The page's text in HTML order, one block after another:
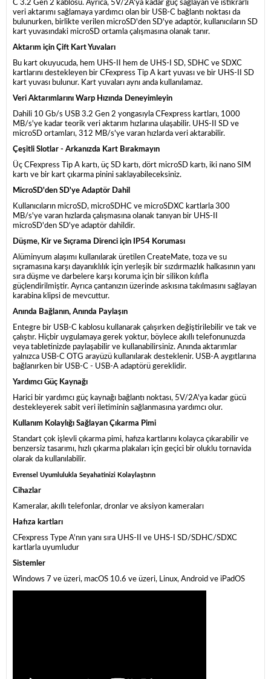
C 3.2 Gen 2 kablosu. Ayrıca, 5V/2A'ya kadar güç sağlayan ve istikrarlı
veri aktarımı sağlamaya yardımcı olan bir USB-C bağlantı noktası da
bulunurken, birlikte verilen microSD'den SD'ye adaptör, kullanıcıların SD
kart yuvasındaki microSD ortamla çalışmasına olanak tanır.
Aktarım için Çift Kart Yuvaları
Bu kart okuyucuda, hem UHS-II hem de UHS-I SD, SDHC ve SDXC
kartlarını destekleyen bir CFexpress Tip A kart yuvası ve bir UHS-II SD
kart yuvası bulunur. Kart yuvaları aynı anda kullanılamaz.
Veri Aktarımlarını Warp Hızında Deneyimleyin
Dahili 10 Gb/s USB 3.2 Gen 2 yongasıyla CFexpress kartları, 1000
MB/s'ye kadar teorik veri aktarım hızlarına ulaşabilir. UHS-II SD ve
microSD ortamları, 312 MB/s'ye varan hızlarda veri aktarabilir.
Çeşitli Slotlar - Arkanızda Kart Bırakmayın
Üç CFexpress Tip A kartı, üç SD kartı, dört microSD kartı, iki nano SIM
kartı ve bir kart çıkarma pinini saklayabileceksiniz.
MicroSD'den SD'ye Adaptör Dahil
Kullanıcıların microSD, microSDHC ve microSDXC kartlarla 300
MB/s'ye varan hızlarda çalışmasına olanak tanıyan bir UHS-II
microSD'den SD'ye adaptör dahildir.
Düşme, Kir ve Sıçrama Direnci için IP54 Koruması
Alüminyum alaşımı kullanılarak üretilen CreateMate, toza ve su
sıçramasına karşı dayanıklılık için yerleşik bir sızdırmazlık halkasının yanı
sıra düşme ve darbelere karşı koruma için bir silikon kılıfla
güçlendirilmiştir. Ayrıca çantanızın üzerinde askısına takılmasını sağlayan
karabina klipsi de mevcuttur.
Anında Bağlanın, Anında Paylaşın
Entegre bir USB-C kablosu kullanarak çalışırken değiştirilebilir ve tak ve
çalıştır. Hiçbir uygulamaya gerek yoktur, böylece akıllı telefonunuzda
veya tabletinizde paylaşabilir ve kullanabilirsiniz. Anında aktarımlar
yalnızca USB-C OTG arayüzü kullanılarak desteklenir. USB-A aygıtlarına
bağlanırken bir USB-C - USB-A adaptörü gereklidir.
Yardımcı Güç Kaynağı
Harici bir yardımcı güç kaynağı bağlantı noktası, 5V/2A'ya kadar gücü
destekleyerek sabit veri iletiminin sağlanmasına yardımcı olur.
Kullanım Kolaylığı Sağlayan Çıkarma Pimi
Standart çok işlevli çıkarma pimi, hafıza kartlarını kolayca çıkarabilir ve
benzersiz tasarımı, hızlı çıkarma plakaları için geçici bir oluklu tornavida
olarak da kullanılabilir.
Evrensel Uyumlulukla Seyahatinizi Kolaylaştırın
Cihazlar
Kameralar, akıllı telefonlar, dronlar ve aksiyon kameraları
Hafıza kartları
CFexpress Type A'nın yanı sıra UHS-II ve UHS-I SD/SDHC/SDXC
kartlarla uyumludur
Sistemler
Windows 7 ve üzeri, macOS 10.6 ve üzeri, Linux, Android ve iPadOS